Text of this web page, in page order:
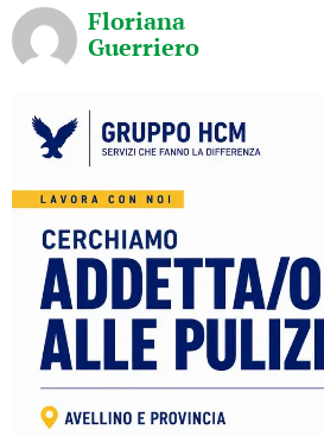
Floriana
Guerriero